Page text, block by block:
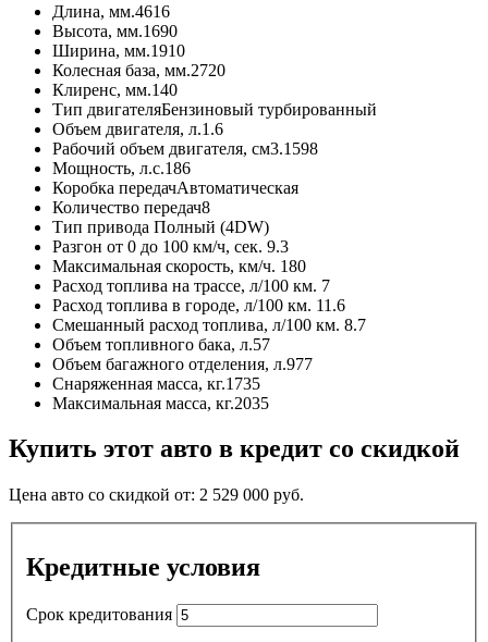
Длина, мм.4616
Высота, мм.1690
Ширина, мм.1910
Колесная база, мм.2720
Клиренс, мм.140
Тип двигателяБензиновый турбированный
Объем двигателя, л.1.6
Рабочий объем двигателя, см3.1598
Мощность, л.с.186
Коробка передачАвтоматическая
Количество передач8
Тип привода Полный (4DW)
Разгон от 0 до 100 км/ч, сек. 9.3
Максимальная скорость, км/ч. 180
Расход топлива на трассе, л/100 км. 7
Расход топлива в городе, л/100 км. 11.6
Смешанный расход топлива, л/100 км. 8.7
Объем топливного бака, л.57
Объем багажного отделения, л.977
Снаряженная масса, кг.1735
Максимальная масса, кг.2035
Купить этот авто в кредит со скидкой
Цена авто со скидкой от: 2 529 000 руб.
Кредитные условия
Срок кредитования